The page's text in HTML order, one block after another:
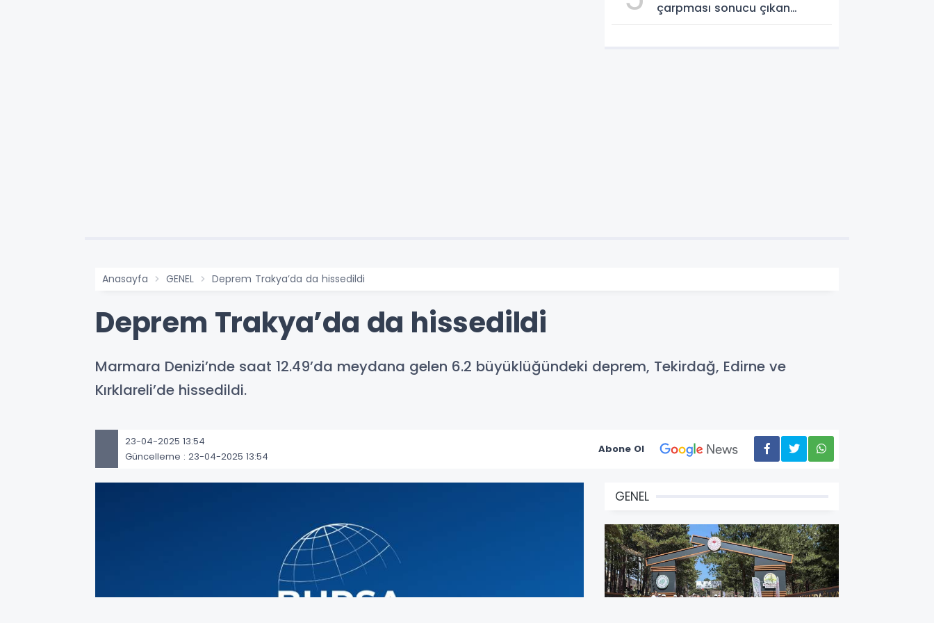
çarpması sonucu çıkan
Anasayfa GENEL Deprem Trakya’da da hissedildi
Deprem Trakya’da da hissedildi
Marmara Denizi’nde saat 12.49’da meydana gelen 6.2 büyüklüğündeki deprem, Tekirdağ, Edirne ve
Kırklareli’de hissedildi.
23-04-2025 13:54
Güncelleme : 23-04-2025 13:54
Abone Ol
GENEL